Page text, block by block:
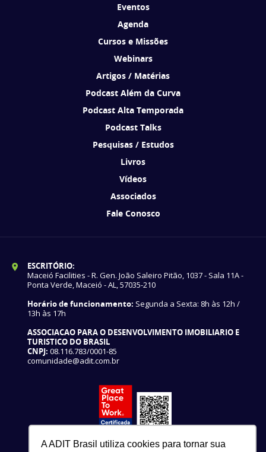
A ADIT Brasil utiliza cookies para tornar sua
Eventos
Agenda
Cursos e Missões
Webinars
Artigos / Matérias
Podcast Além da Curva
Podcast Alta Temporada
Podcast Talks
Pesquisas / Estudos
Livros
Vídeos
Associados
Fale Conosco
ESCRITÓRIO:
Maceió Facilities - R. Gen. João Saleiro Pitão, 1037 - Sala 11A -
Ponta Verde, Maceió - AL, 57035-210
Horário de funcionamento: Segunda a Sexta: 8h às 12h /
13h às 17h
ASSOCIACAO PARA O DESENVOLVIMENTO IMOBILIARIO E
TURISTICO DO BRASIL
CNPJ: 08.116.783/0001-85
comunidade@adit.com.br